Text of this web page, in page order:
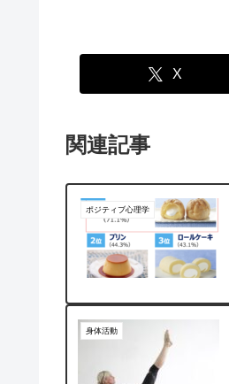
X
関連記事
ポジティブ心理学
身体活動